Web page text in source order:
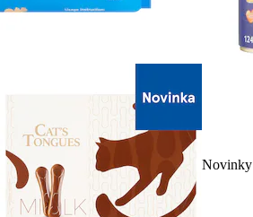
Novinky